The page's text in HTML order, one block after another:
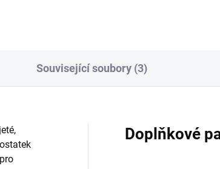
Související soubory (3)
Doplňkové